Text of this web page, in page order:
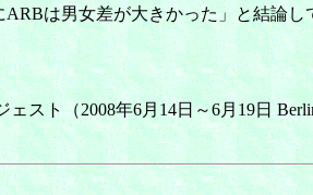
は男女差が大きかった」と結論し
スト（2008年6月14日～6月19日